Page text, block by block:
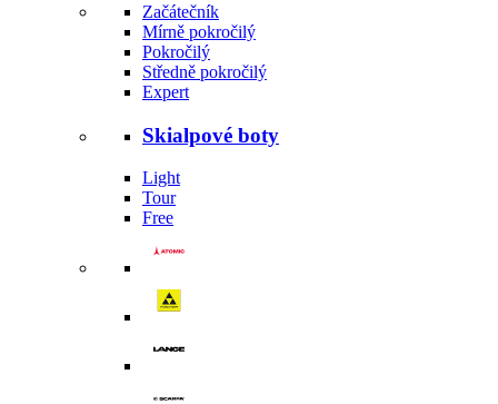
Začátečník
Mírně pokročilý
Pokročilý
Středně pokročilý
Expert
Skialpové boty
Light
Tour
Free